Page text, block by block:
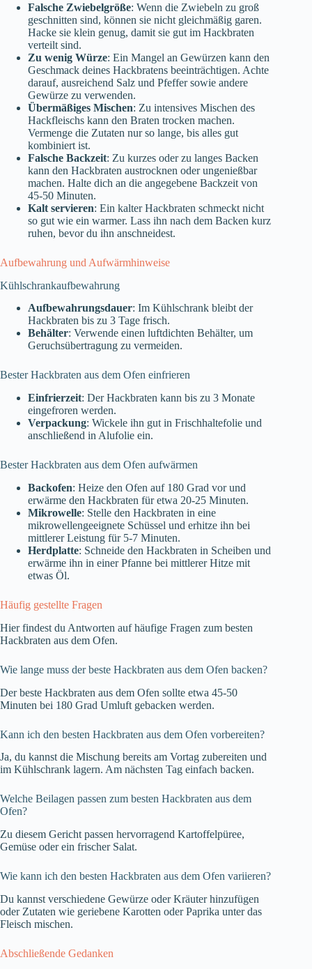
Falsche Zwiebelgröße: Wenn die Zwiebeln zu groß
geschnitten sind, können sie nicht gleichmäßig garen.
Hacke sie klein genug, damit sie gut im Hackbraten
verteilt sind.
Zu wenig Würze: Ein Mangel an Gewürzen kann den
Geschmack deines Hackbratens beeinträchtigen. Achte
darauf, ausreichend Salz und Pfeffer sowie andere
Gewürze zu verwenden.
Übermäßiges Mischen: Zu intensives Mischen des
Hackfleischs kann den Braten trocken machen.
Vermenge die Zutaten nur so lange, bis alles gut
kombiniert ist.
Falsche Backzeit: Zu kurzes oder zu langes Backen
kann den Hackbraten austrocknen oder ungenießbar
machen. Halte dich an die angegebene Backzeit von
45-50 Minuten.
Kalt servieren: Ein kalter Hackbraten schmeckt nicht
so gut wie ein warmer. Lass ihn nach dem Backen kurz
ruhen, bevor du ihn anschneidest.
Aufbewahrung und Aufwärmhinweise
Kühlschrankaufbewahrung
Aufbewahrungsdauer: Im Kühlschrank bleibt der
Hackbraten bis zu 3 Tage frisch.
Behälter: Verwende einen luftdichten Behälter, um
Geruchsübertragung zu vermeiden.
Bester Hackbraten aus dem Ofen einfrieren
Einfrierzeit: Der Hackbraten kann bis zu 3 Monate
eingefroren werden.
Verpackung: Wickele ihn gut in Frischhaltefolie und
anschließend in Alufolie ein.
Bester Hackbraten aus dem Ofen aufwärmen
Backofen: Heize den Ofen auf 180 Grad vor und
erwärme den Hackbraten für etwa 20-25 Minuten.
Mikrowelle: Stelle den Hackbraten in eine
mikrowellengeeignete Schüssel und erhitze ihn bei
mittlerer Leistung für 5-7 Minuten.
Herdplatte: Schneide den Hackbraten in Scheiben und
erwärme ihn in einer Pfanne bei mittlerer Hitze mit
etwas Öl.
Häufig gestellte Fragen
Hier findest du Antworten auf häufige Fragen zum besten
Hackbraten aus dem Ofen.
Wie lange muss der beste Hackbraten aus dem Ofen backen?
Der beste Hackbraten aus dem Ofen sollte etwa 45-50
Minuten bei 180 Grad Umluft gebacken werden.
Kann ich den besten Hackbraten aus dem Ofen vorbereiten?
Ja, du kannst die Mischung bereits am Vortag zubereiten und
im Kühlschrank lagern. Am nächsten Tag einfach backen.
Welche Beilagen passen zum besten Hackbraten aus dem
Ofen?
Zu diesem Gericht passen hervorragend Kartoffelpüree,
Gemüse oder ein frischer Salat.
Wie kann ich den besten Hackbraten aus dem Ofen variieren?
Du kannst verschiedene Gewürze oder Kräuter hinzufügen
oder Zutaten wie geriebene Karotten oder Paprika unter das
Fleisch mischen.
Abschließende Gedanken